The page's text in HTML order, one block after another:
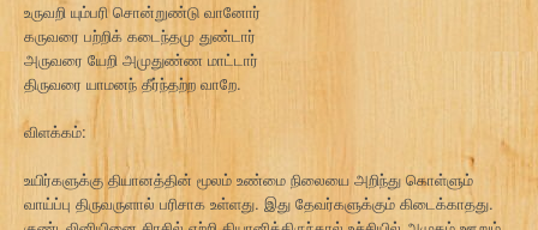
உருவறி யும்பரி சொன்றுண்டு வானோர்
கருவரை பற்றிக் கடைந்தமு துண்டார்
அருவரை யேறி அமுதுண்ண மாட்டார்
திருவரை யாமனந் தீர்ந்தற்ற வாறே.
விளக்கம்:
உயிர்களுக்கு தியானத்தின் மூலம் உண்மை நிலையை அறிந்து கொள்ளும்
வாய்ப்பு திருவருளால் பரிசாக உள்ளது. இது தேவர்களுக்கும் கிடைக்காதது.